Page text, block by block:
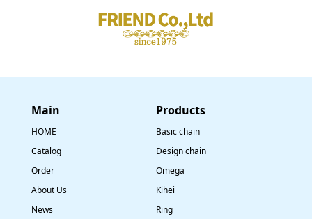
Main
HOME
Catalog
Order
About Us
News
​Products
Basic chain
Design chain
Omega
Kihei
Ring